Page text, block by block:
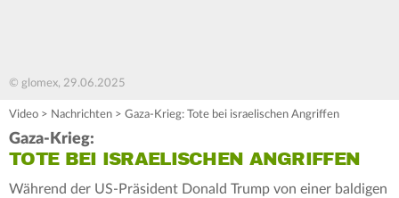
© glomex, 29.06.2025
Video > Nachrichten > Gaza-Krieg: Tote bei israelischen Angriffen
Gaza-Krieg:
TOTE BEI ISRAELISCHEN ANGRIFFEN
Während der US-Präsident Donald Trump von einer baldigen